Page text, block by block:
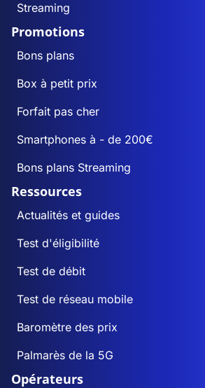
Streaming
Promotions
Bons plans
Box à petit prix
Forfait pas cher
Smartphones à - de 200€
Bons plans Streaming
Ressources
Actualités et guides
Test d'éligibilité
Test de débit
Test de réseau mobile
Baromètre des prix
Palmarès de la 5G
Opérateurs